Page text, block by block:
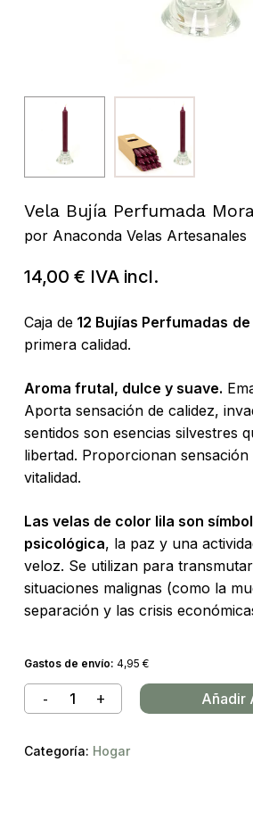
Vela Bujía Perfumada
por Anaconda Velas Artesanales
14,00 € IVA incl.
Caja de12 Bujías Perfumadas
primera calidad.
Aroma frutal, dulce y suave.
Aporta sensación de calidez,
sentidos son esencias silvestres
libertad. Proporcionan sensación
vitalidad.
Las velas de color lila son
psicológica, la paz y una
veloz. Se utilizan para
situaciones malignas (como la
separación y las crisis
Gastos de envío: 4,95 €
Añadir
Categoría: Hogar